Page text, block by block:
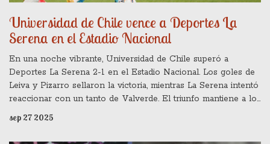
Universidad de Chile vence a Deportes La
Serena en el Estadio Nacional
En una noche vibrante, Universidad de Chile superó a
Deportes La Serena 2-1 en el Estadio Nacional. Los goles de
Leiva y Pizarro sellaron la victoria, mientras La Serena intentó
reaccionar con un tanto de Valverde. El triunfo mantiene a los
aurinegros en la zona de clasificación a la Libertadores.
sep 27 2025